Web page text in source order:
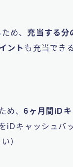
め、 充当する分
ント も充当できる
め、6ヶ月間iD
iDキャッシュバ
）